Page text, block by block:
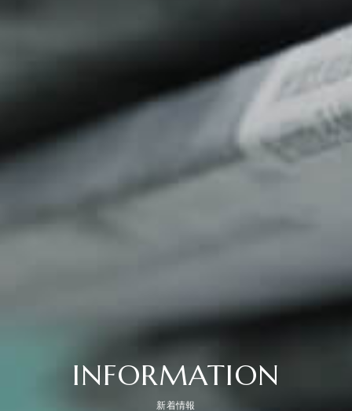
INFORMATION
新着情報